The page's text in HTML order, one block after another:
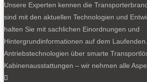
kombiniert Elektromotor,
Kühlsystem. Dauerhaft sind intern bis zu
Ladeleistung möglich, auch hier gibt es
und 800 Volt.
Integrierte Lamellenbremse und ein
Unsere Experten kennen die
sind mit den aktuellen Technologien und
halten Sie mit sachlichen Einordnungen und
Hintergrundinformationen auf dem
Antriebstechnologien über smarte
Kabinenausstattungen – wir nehmen alle
